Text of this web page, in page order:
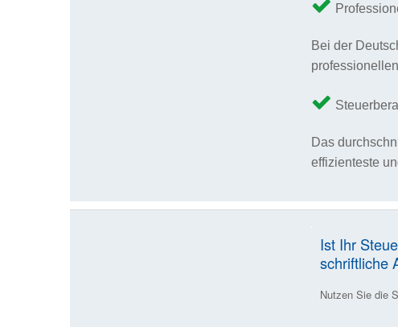
Bei der
Das
effizienteste